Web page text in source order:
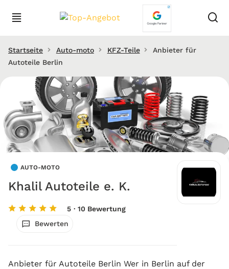
Startseite Auto-moto KFZ-Teile
Anbieter für
Autoteile Berlin
AUTO-MOTO
Khalil Autoteile e. K.
5 · 10 Bewertung
Bewerten
Anbieter für Autoteile Berlin Wer in Berlin auf der